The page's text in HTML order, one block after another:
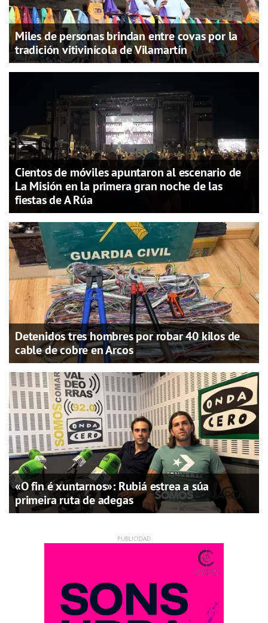
Miles de personas brindan entre covas por la
tradición vitivinícola de Vilamartín
Cientos de móviles apuntaron al escenario de
La Misión en la primera gran noche de las
fiestas de A Rúa
Detenidos tres hombres por robar 40 kilos de
cable de cobre en Arcos
«O fin é xuntarnos»: Rubiá estrea a súa
primeira ruta de adegas